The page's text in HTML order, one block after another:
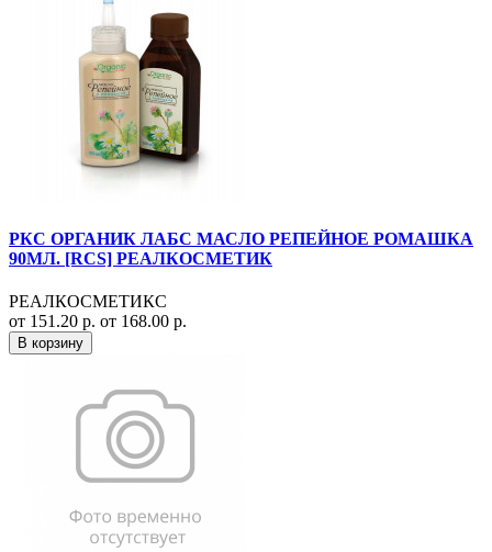
РКС ОРГАНИК ЛАБС МАСЛО РЕПЕЙНОЕ РОМАШКА
90МЛ. [RCS] РЕАЛКОСМЕТИК
РЕАЛКОСМЕТИКС
от 151.20 р. от 168.00 р.
В корзину